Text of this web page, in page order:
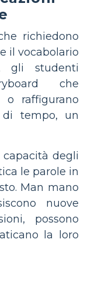
richiedono
il vocabolario
gli studenti
che
o raffigurano
di tempo, un
degli
le parole in
Man mano
nuove
possono
la loro